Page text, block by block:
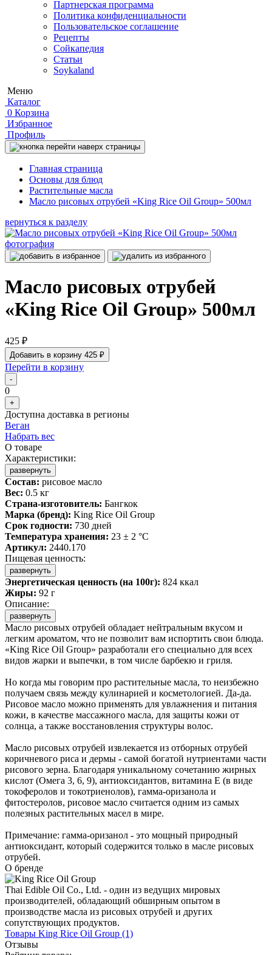
Партнерская программа
Политика конфиденциальности
Пользовательское соглашение
Рецепты
Сойкапедия
Статьи
Soykaland
Меню
Каталог
0 Корзина
Избранное
Профиль
Главная страница
Основы для блюд
Растительные масла
Масло рисовых отрубей «King Rice Oil Group» 500мл
вернуться к разделу
Масло рисовых отрубей
«King Rice Oil Group» 500мл
425 ₽
Добавить в корзину 425 ₽
Перейти в корзину
-
0
+
Доступна доставка в регионы
Веган
Набрать вес
О товаре
Характеристики:
развернуть
Состав: рисовое масло
Вес: 0.5 кг
Страна-изготовитель: Бангкок
Марка (бренд): King Rice Oil Group
Срок годности: 730 дней
Температура хранения: 23 ± 2 °C
Артикул: 2440.170
Пищевая ценность:
развернуть
Энергетическая ценность (на 100г): 824 ккал
Жиры: 92 г
Описание:
развернуть
Масло рисовых отрубей обладает нейтральным вкусом и
легким ароматом, что не позволит вам испортить свои блюда.
«King Rice Oil Group» разработали его специально для всех
видов жарки и выпечки, в том числе барбекю и гриля.
Но когда мы говорим про растительные масла, то неизбежно
получаем связь между кулинарией и косметологией. Да-да.
Рисовое масло можно применять для увлажнения и питания
кожи, в качестве массажного масла, для защиты кожи от
солнца, а также восстановления структуры волос.
Масло рисовых отрубей извлекается из отборных отрубей
коричневого риса и дермы - самой богатой нутриентами части
рисового зерна. Благодаря уникальному сочетанию жирных
кислот (Омега 3, 6, 9), антиоксидантов, витамина Е (в виде
токоферолов и токотриенолов), гамма-оризанола и
фитостеролов, рисовое масло считается одним из самых
полезных растительных масел в мире.
Примечание: гамма-оризанол - это мощный природный
антиоксидант, который содержится только в масле рисовых
отрубей.
О бренде
Thai Edible Oil Co., Ltd. - один из ведущих мировых
производителей, обладающий обширным опытом в
производстве масла из рисовых отрубей и других
сопутствующих продуктов.
Товары King Rice Oil Group (1)
Отзывы